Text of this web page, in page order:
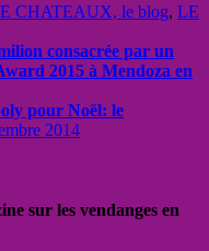
CHATEAUX, le blog, LE
consacrée par un
2015 à Mendoza en
pour Noël: le
2014
sur les vendanges en